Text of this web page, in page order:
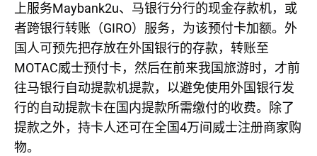
上服务Maybank2u、马银行分行的现金存款机，或
者跨银行转账（GIRO）服务，为该预付卡加额。外
国人可预先把存放在外国银行的存款，转账至
MOTAC威士预付卡，然后在前来我国旅游时，才前
往马银行自动提款机提款，以避免使用外国银行发
行的自动提款卡在国内提款所需缴付的收费。除了
提款之外，持卡人还可在全国4万间威士注册商家购
物。